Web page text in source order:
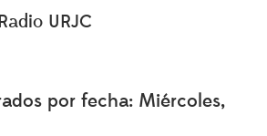
URJC
por fecha: Miércoles,